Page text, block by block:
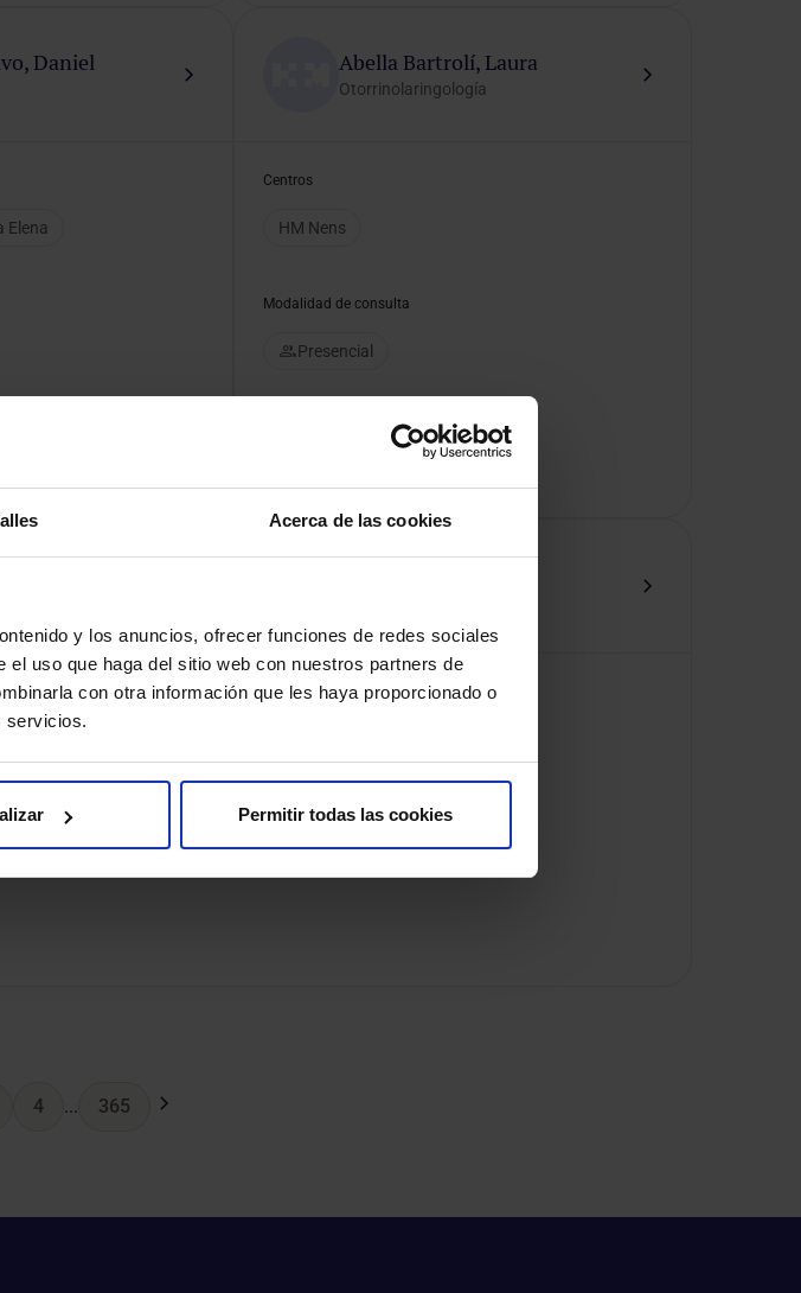
Acerca de las cookies
y los anuncios, ofrecer funciones de redes sociales
uso que haga del sitio web con nuestros partners de
con otra información que les haya proporcionado o
servicios.
Permitir todas las cookies
Daniel
Elena
Abella Bartrolí, Laura
Otorrinolaringología
Centros
HM Nens
Modalidad de consulta
Presencial
4 ... 365